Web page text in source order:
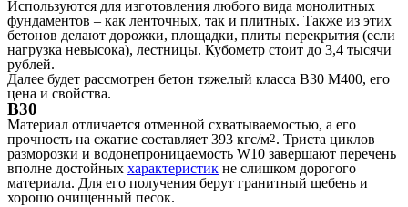
Используются для изготовления любого вида монолитных
фундаментов – как ленточных, так и плитных. Также из этих
бетонов делают дорожки, площадки, плиты перекрытия (если
нагрузка невысока), лестницы. Кубометр стоит до 3,4 тысячи
рублей.
Далее будет рассмотрен бетон тяжелый класса В30 М400, его
цена и свойства.
В30
Материал отличается отменной схватываемостью, а его
прочность на сжатие составляет 393 кгс/м2. Триста циклов
разморозки и водонепроницаемость W10 завершают перечень
вполне достойных характеристик не слишком дорогого
материала. Для его получения берут гранитный щебень и
хорошо очищенный песок.